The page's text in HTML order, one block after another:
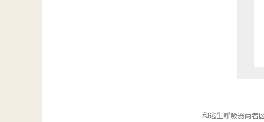
和逃生呼吸器两者